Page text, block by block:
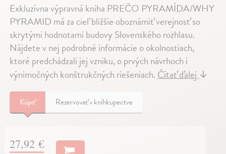
Exkluzívna výpravná kniha PREČO PYRAMÍDA/WHY
PYRAMID má za cieľ bližšie oboznámiť verejnosť so
skrytými hodnotami budovy Slovenského rozhlasu.
Nájdete v nej podrobné informácie o okolnostiach,
ktoré predchádzali jej vzniku, o prvých návrhoch i
výnimočných konštrukčných riešeniach. Čítať ďalej ↓
Kúpiť Rezervovať v kníhkupectve
27,92 €